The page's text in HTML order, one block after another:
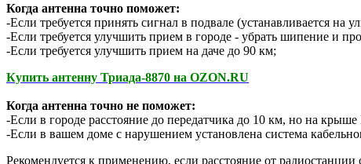
Когда антенна точно поможет:
-Если требуется принять сигнал в подвале (устанавливается на
-Если требуется улучшить прием в городе - убрать шипение и
-Если требуется улучшить прием на даче до 90 км;
Купить антенну Триада-8870 на OZON.RU
Когда антенна точно не поможет:
-Если в городе расстояние до передатчика до 10 км, но на
-Если в вашем доме с нарушением установлена система
Рекомендуется к применению, если расстояние от